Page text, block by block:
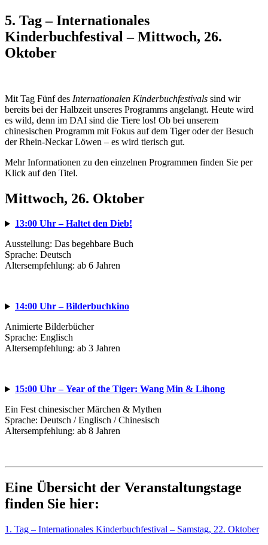
5. Tag – Internationales
Kinderbuchfestival – Mittwoch, 26.
Oktober
Mit Tag Fünf des Internationalen Kinderbuchfestivals sind wir
bereits bei der Halbzeit unseres Programms angelangt. Heute wird
es wild, denn im DAI sind die Tiere los! Ob bei unserem
chinesischen Programm mit Fokus auf dem Tiger oder der Besuch
der Rhein-Neckar Löwen – es wird tierisch gut.
Mehr Informationen zu den einzelnen Programmen finden Sie per
Klick auf den Titel.
Mittwoch, 26. Oktober
13:00 Uhr – Haltet den Dieb!
Ausstellung: Das begehbare Buch
Sprache: Deutsch
Altersempfehlung: ab 6 Jahren
14:00 Uhr – Bilderbuchkino
Animierte Bilderbücher
Sprache: Englisch
Altersempfehlung: ab 3 Jahren
15:00 Uhr – Year of the Tiger: Wang Min & Lihong
Ein Fest chinesischer Märchen & Mythen
Sprache: Deutsch / Englisch / Chinesisch
Altersempfehlung: ab 8 Jahren
Eine Übersicht der Veranstaltungstage
finden Sie hier:
1. Tag – Internationales Kinderbuchfestival – Samstag, 22. Oktober